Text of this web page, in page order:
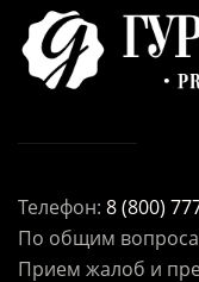
Телефон: 8 (800)
По общим
Прием жалоб и